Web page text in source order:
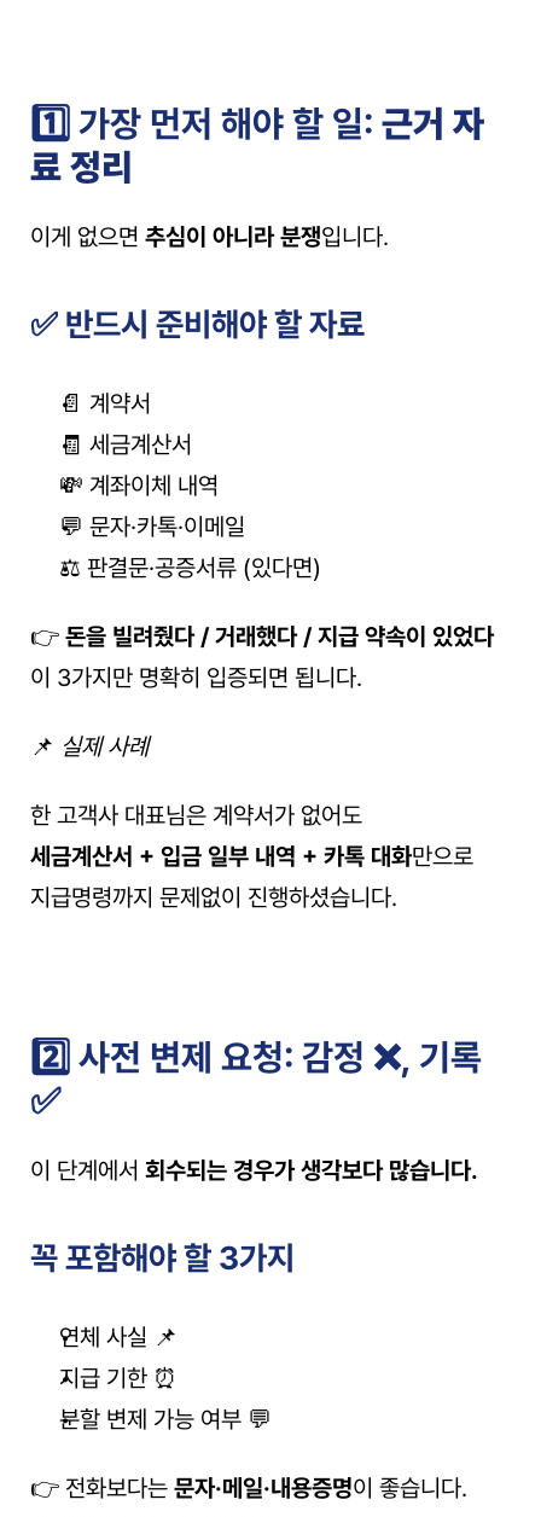
1️⃣ 가장 먼저 해야 할 일: 근거 자
료 정리
이게 없으면 추심이 아니라 분쟁입니다.
✅ 반드시 준비해야 할 자료
📄 계약서
🧾 세금계산서
💸 계좌이체 내역
💬 문자·카톡·이메일
⚖️ 판결문·공증서류 (있다면)
👉 돈을 빌려줬다 / 거래했다 / 지급 약속이 있었다
이 3가지만 명확히 입증되면 됩니다.
📌 실제 사례
한 고객사 대표님은 계약서가 없어도
세금계산서 + 입금 일부 내역 + 카톡 대화만으로
지급명령까지 문제없이 진행하셨습니다.
2️⃣ 사전 변제 요청: 감정 ❌, 기록
✅
이 단계에서 회수되는 경우가 생각보다 많습니다.
꼭 포함해야 할 3가지
연체 사실 📌
지급 기한 ⏰
분할 변제 가능 여부 💬
👉 전화보다는 문자·메일·내용증명이 좋습니다.